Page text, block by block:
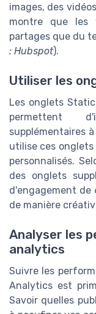
images, des
montre que les
partages que du
: Hubspot).
Utiliser les
Les onglets Static
permettent
supplémentaires
utilise ces
personnalisés.
des onglets
d'engagement de
de manière
Analyser les
analytics
Suivre les
Analytics est
Savoir quelles